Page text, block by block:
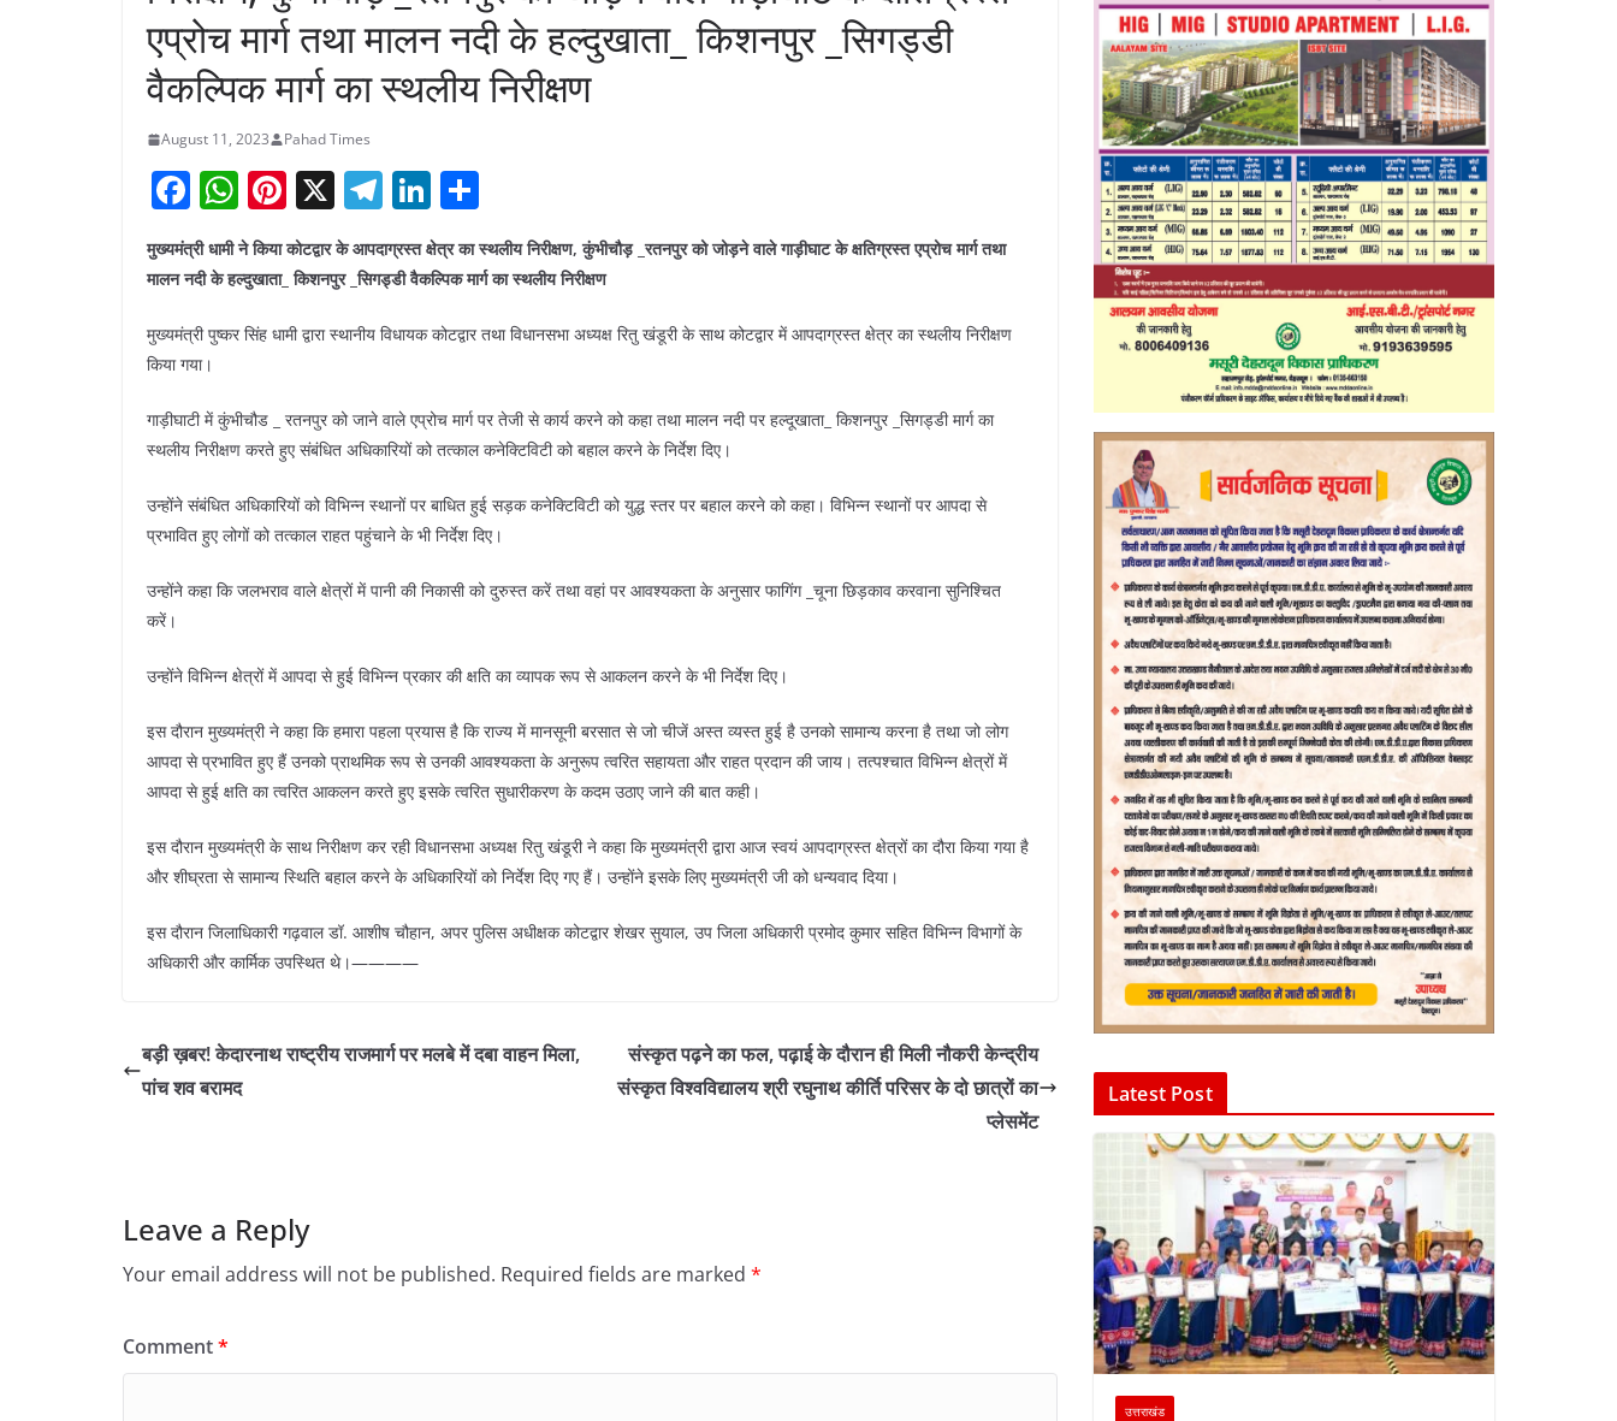
एप्रोच मार्ग तथा मालन नदी के हल्दुखाता_ किशनपुर _सिगड्डी
वैकल्पिक मार्ग का स्थलीय निरीक्षण
August 11, 2023 Pahad Times
F
a
c
b
o
o
k
W
h
at
s
A
p
Pi
nt
er
e
st
X T
e
gr
a
Li
n
k
dI
ar
मुख्यमंत्री धामी ने किया कोटद्वार के आपदाग्रस्त क्षेत्र का स्थलीय निरीक्षण, कुंभीचौड़ _रतनपुर को जोड़ने वाले गाड़ीघाट के क्षतिग्रस्त एप्रोच मार्ग तथा
मालन नदी के हल्दुखाता_ किशनपुर _सिगड्डी वैकल्पिक मार्ग का स्थलीय निरीक्षण
मुख्यमंत्री पुष्कर सिंह धामी द्वारा स्थानीय विधायक कोटद्वार तथा विधानसभा अध्यक्ष रितु खंडूरी के साथ कोटद्वार में आपदाग्रस्त क्षेत्र का स्थलीय निरीक्षण
किया गया।
गाड़ीघाटी में कुंभीचौड _ रतनपुर को जाने वाले एप्रोच मार्ग पर तेजी से कार्य करने को कहा तथा मालन नदी पर हल्दूखाता_ किशनपुर _सिगड्डी मार्ग का
स्थलीय निरीक्षण करते हुए संबंधित अधिकारियों को तत्काल कनेक्टिविटी को बहाल करने के निर्देश दिए।
उन्होंने संबंधित अधिकारियों को विभिन्न स्थानों पर बाधित हुई सड़क कनेक्टिविटी को युद्ध स्तर पर बहाल करने को कहा। विभिन्न स्थानों पर आपदा से
प्रभावित हुए लोगों को तत्काल राहत पहुंचाने के भी निर्देश दिए।
उन्होंने कहा कि जलभराव वाले क्षेत्रों में पानी की निकासी को दुरुस्त करें तथा वहां पर आवश्यकता के अनुसार फागिंग _चूना छिड़काव करवाना सुनिश्चित
करें।
उन्होंने विभिन्न क्षेत्रों में आपदा से हुई विभिन्न प्रकार की क्षति का व्यापक रूप से आकलन करने के भी निर्देश दिए।
इस दौरान मुख्यमंत्री ने कहा कि हमारा पहला प्रयास है कि राज्य में मानसूनी बरसात से जो चीजें अस्त व्यस्त हुई है उनको सामान्य करना है तथा जो लोग
आपदा से प्रभावित हुए हैं उनको प्राथमिक रूप से उनकी आवश्यकता के अनुरूप त्वरित सहायता और राहत प्रदान की जाय। तत्पश्चात विभिन्न क्षेत्रों में
आपदा से हुई क्षति का त्वरित आकलन करते हुए इसके त्वरित सुधारीकरण के कदम उठाए जाने की बात कही।
इस दौरान मुख्यमंत्री के साथ निरीक्षण कर रही विधानसभा अध्यक्ष रितु खंडूरी ने कहा कि मुख्यमंत्री द्वारा आज स्वयं आपदाग्रस्त क्षेत्रों का दौरा किया गया है
और शीघ्रता से सामान्य स्थिति बहाल करने के अधिकारियों को निर्देश दिए गए हैं। उन्होंने इसके लिए मुख्यमंत्री जी को धन्यवाद दिया।
इस दौरान जिलाधिकारी गढ़वाल डॉ. आशीष चौहान, अपर पुलिस अधीक्षक कोटद्वार शेखर सुयाल, उप जिला अधिकारी प्रमोद कुमार सहित विभिन्न विभागों के
अधिकारी और कार्मिक उपस्थित थे।————
बड़ी ख़बर! केदारनाथ राष्ट्रीय राजमार्ग पर मलबे में दबा वाहन मिला,
पांच शव बरामद
संस्कृत पढ़ने का फल, पढ़ाई के दौरान ही मिली नौकरी केन्द्रीय
संस्कृत विश्वविद्यालय श्री रघुनाथ कीर्ति परिसर के दो छात्रों का
प्लेसमेंट
Leave a Reply
Your email address will not be published. Required fields are marked *
Comment*
Latest Post
उत्तराखंड